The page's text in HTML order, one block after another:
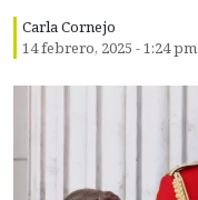
Carla Cornejo
14 febrero, 2025 - 1:24 pm